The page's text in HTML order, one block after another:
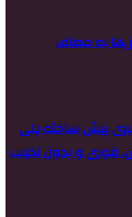
به مصاف
پیش ساخته پلی
فوری و بدون تخریب